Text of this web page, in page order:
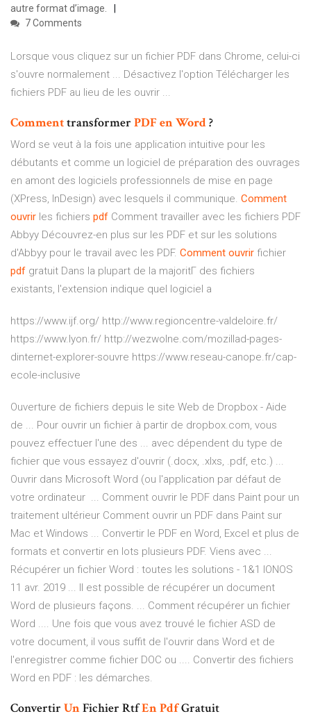
autre format d’image.
7 Comments
Lorsque vous cliquez sur un fichier PDF dans Chrome, celui-ci
s'ouvre normalement ... Désactivez l'option Télécharger les
fichiers PDF au lieu de les ouvrir ...
Commenttransformer PDFenWord?
Word se veut à la fois une application intuitive pour les
débutants et comme un logiciel de préparation des ouvrages
en amont des logiciels professionnels de mise en page
(XPress, InDesign) avec lesquels il communique. Comment
ouvrir les fichiers pdf Comment travailler avec les fichiers PDF
Abbyy Découvrez-en plus sur les PDF et sur les solutions
d'Abbyy pour le travail avec les PDF. Comment ouvrir fichier
pdf gratuit Dans la plupart de la majoritГ des fichiers
existants, l'extension indique quel logiciel a
https://www.ijf.org/ http://www.regioncentre-valdeloire.fr/
https://www.lyon.fr/ http://wezwolne.com/mozillad-pages-
dinternet-explorer-souvre https://www.reseau-canope.fr/cap-
ecole-inclusive
Ouverture de fichiers depuis le site Web de Dropbox - Aide
de ... Pour ouvrir un fichier à partir de dropbox.com, vous
pouvez effectuer l'une des ... avec dépendent du type de
fichier que vous essayez d'ouvrir (.docx, .xlxs, .pdf, etc.) ...
Ouvrir dans Microsoft Word (ou l'application par défaut de
votre ordinateur ... Comment ouvrir le PDF dans Paint pour un
traitement ultérieur Comment ouvrir un PDF dans Paint sur
Mac et Windows ... Convertir le PDF en Word, Excel et plus de
formats et convertir en lots plusieurs PDF. Viens avec ...
Récupérer un fichier Word : toutes les solutions - 1&1 IONOS
11 avr. 2019 ... Il est possible de récupérer un document
Word de plusieurs façons. ... Comment récupérer un fichier
Word .... Une fois que vous avez trouvé le fichier ASD de
votre document, il vous suffit de l'ouvrir dans Word et de
l'enregistrer comme fichier DOC ou .... Convertir des fichiers
Word en PDF : les démarches.
Convertir UnFichier RtfEnPdfGratuit